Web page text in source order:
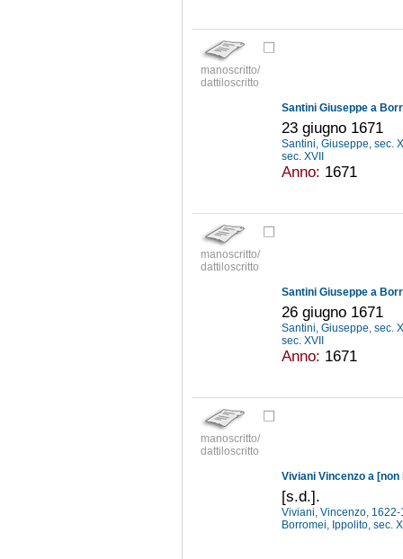
manoscritto/
dattiloscritto
Santini Giuseppe a
23 giugno 1671
Santini, Giuseppe, sec.
sec. XVII
Anno: 1671
manoscritto/
dattiloscritto
Santini Giuseppe a
26 giugno 1671
Santini, Giuseppe, sec.
sec. XVII
Anno: 1671
manoscritto/
dattiloscritto
Viviani Vincenzo a
[s.d.].
Viviani, Vincenzo,
Borromei, Ippolito, sec.